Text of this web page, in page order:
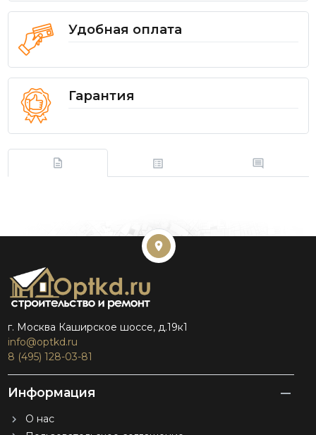
Удобная оплата
Гарантия
г. Москва Каширское шоссе, д.19к1
info@optkd.ru
8 (495) 128-03-81
Информация
О нас